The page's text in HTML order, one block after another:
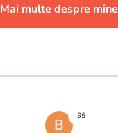
Mai multe despre mine
B
95